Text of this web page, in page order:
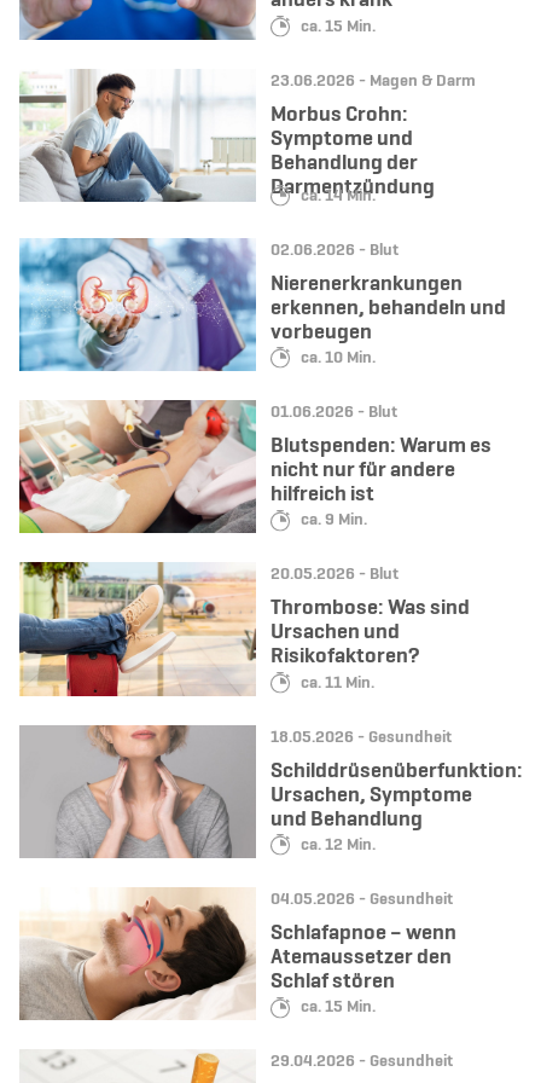
Lesedauer:
ca. 15 Min.
Datum:
23.06.2026 - Kategorie:
Magen & Darm
Lesedauer:
ca. 14 Min.
Morbus Crohn:
Symptome und
Behandlung der
Darmentzündung
Datum:
02.06.2026 - Kategorie:
Blut
Lesedauer:
ca. 10 Min.
Nierenerkrankungen
erkennen, behandeln und
vorbeugen
Datum:
01.06.2026 - Kategorie:
Blut
Lesedauer:
ca. 9 Min.
Blutspenden: Warum es
nicht nur für andere
hilfreich ist
Datum:
20.05.2026 - Kategorie:
Blut
Lesedauer:
ca. 11 Min.
Thrombose: Was sind
Ursachen und
Risikofaktoren?
Datum:
18.05.2026 - Kategorie:
Gesundheit
Lesedauer:
ca. 12 Min.
Schilddrüsenüberfunktion:
Ursachen, Symptome
und Behandlung
Datum:
04.05.2026 - Kategorie:
Gesundheit
Lesedauer:
ca. 15 Min.
Schlafapnoe – wenn
Atemaussetzer den
Schlaf stören
Datum:
29.04.2026 - Kategorie:
Gesundheit